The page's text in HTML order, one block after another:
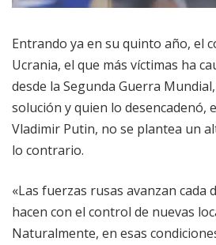
Entrando ya en su quinto año, el
Ucrania, el que más víctimas ha
desde la Segunda Guerra
solución y quien lo desencadenó,
Vladimir Putin, no se plantea un
lo contrario.
«Las fuerzas rusas avanzan cada
hacen con el control de nuevas
Naturalmente, en esas